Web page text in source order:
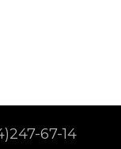
67-14